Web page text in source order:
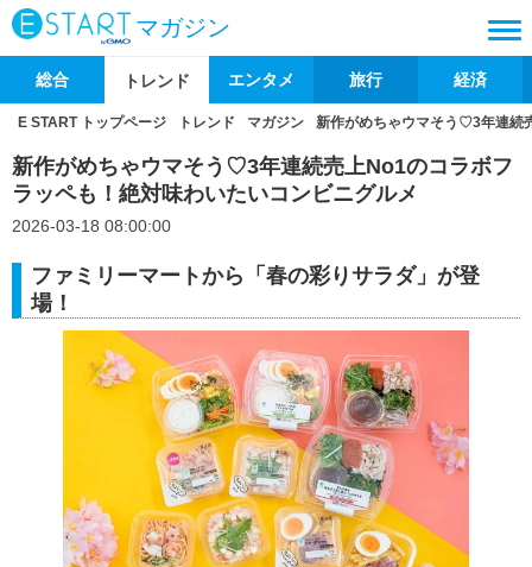
マガジン
総合 トレンド エンタメ 旅行 経済
E START トップページ トレンド マガジン 新作がめちゃウマそう♡3年連続
新作がめちゃウマそう♡3年連続売上No1のコラボフ
ラッペも！絶対味わいたいコンビニグルメ
2026-03-18 08:00:00
ファミリーマートから「春の彩りサラダ」が登
場！